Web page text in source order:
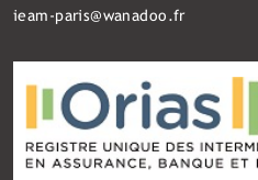
ieam-paris@wanadoo.fr